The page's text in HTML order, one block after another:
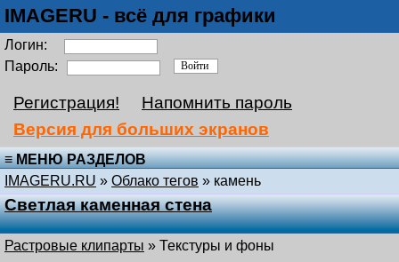
IMAGERU - всё для графики
Логин:
Пароль:
Регистрация!
Напомнить пароль
Версия для больших экранов
≡ МЕНЮ РАЗДЕЛОВ
IMAGERU.RU » Облако тегов » камень
Светлая каменная стена
Растровые клипарты » Текстуры и фоны